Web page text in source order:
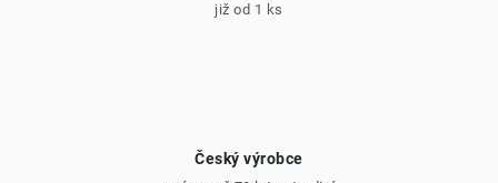
již od 1 ks
Český výrobce